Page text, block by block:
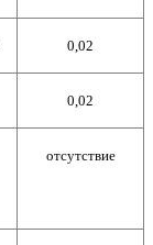
0,02
0,02
отсутствие